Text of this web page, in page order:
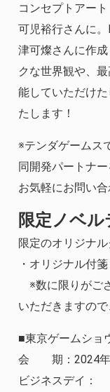
コンセプトアー
可児裕行さんに
津可燦さんに作
クな世界観や、
能していただけ
たします！
※テンダゲームス
同開発パートナー
お気軽にお問い合
限定ノベ
限定のオリジナル
・オリジナル付箋
※数に限りがご
いただきますの
■東京ゲームショ
会 期：2024年9
ビジネスデイ：